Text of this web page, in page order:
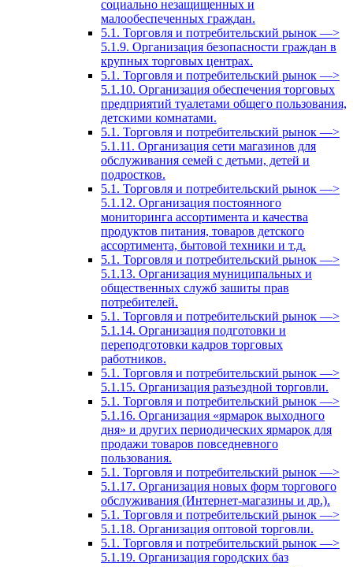
социально незащищенных и
малообеспеченных граждан.
5.1. Торговля и потребительский рынок —>
5.1.9. Организация безопасности граждан в
крупных торговых центрах.
5.1. Торговля и потребительский рынок —>
5.1.10. Организация обеспечения торговых
предприятий туалетами общего пользования,
детскими комнатами.
5.1. Торговля и потребительский рынок —>
5.1.11. Организация сети магазинов для
обслуживания семей с детьми, детей и
подростков.
5.1. Торговля и потребительский рынок —>
5.1.12. Организация постоянного
мониторинга ассортимента и качества
продуктов питания, товаров детского
ассортимента, бытовой техники и т.д.
5.1. Торговля и потребительский рынок —>
5.1.13. Организация муниципальных и
общественных служб зашиты прав
потребителей.
5.1. Торговля и потребительский рынок —>
5.1.14. Организация подготовки и
переподготовки кадров торговых
работников.
5.1. Торговля и потребительский рынок —>
5.1.15. Организация разъездной торговли.
5.1. Торговля и потребительский рынок —>
5.1.16. Организация «ярмарок выходного
дня» и других периодических ярмарок для
продажи товаров повседневного
пользования.
5.1. Торговля и потребительский рынок —>
5.1.17. Организация новых форм торгового
обслуживания (Интернет-магазины и др.).
5.1. Торговля и потребительский рынок —>
5.1.18. Организация оптовой торговли.
5.1. Торговля и потребительский рынок —>
5.1.19. Организация городских баз